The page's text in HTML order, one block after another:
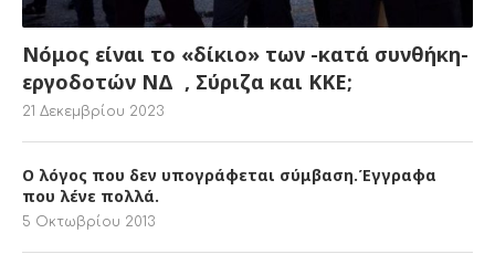
Νόμος είναι το «δίκιο» των -κατά συνθήκη-
εργοδοτών ΝΔ , Σύριζα και ΚΚΕ;
21 Δεκεμβρίου 2023
Ο λόγος που δεν υπογράφεται σύμβαση.Έγγραφα
που λένε πολλά.
5 Οκτωβρίου 2013